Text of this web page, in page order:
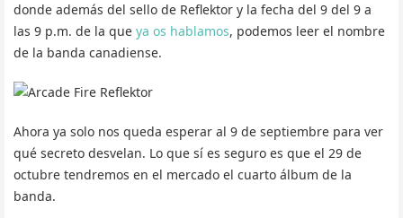
donde además del sello de Reflektor y la fecha del 9 del 9 a
las 9 p.m. de la que ya os hablamos, podemos leer el nombre
de la banda canadiense.
Ahora ya solo nos queda esperar al 9 de septiembre para ver
qué secreto desvelan. Lo que sí es seguro es que el 29 de
octubre tendremos en el mercado el cuarto álbum de la
banda.